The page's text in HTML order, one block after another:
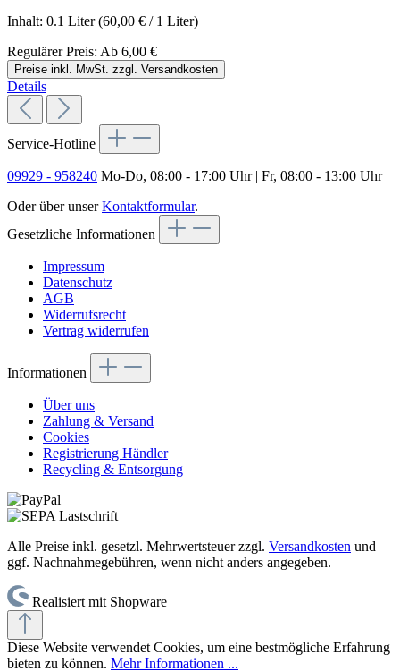
Inhalt: 0.1 Liter(60,00 € / 1 Liter)
Regulärer Preis: Ab 6,00 €
Preise inkl. MwSt. zzgl. Versandkosten
Details
Service-Hotline
09929 - 958240 Mo-Do, 08:00 - 17:00 Uhr | Fr, 08:00 - 13:00 Uhr
Oder über unserKontaktformular.
Gesetzliche Informationen
Impressum
Datenschutz
AGB
Widerrufsrecht
Vertrag widerrufen
Informationen
Über uns
Zahlung & Versand
Cookies
Registrierung Händler
Recycling & Entsorgung
Alle Preise inkl. gesetzl. Mehrwertsteuer zzgl. Versandkosten und
ggf. Nachnahmegebühren, wenn nicht anders angegeben.
Realisiert mit Shopware
Diese Website verwendet Cookies, um eine bestmögliche Erfahrung
bieten zu können. Mehr Informationen ...